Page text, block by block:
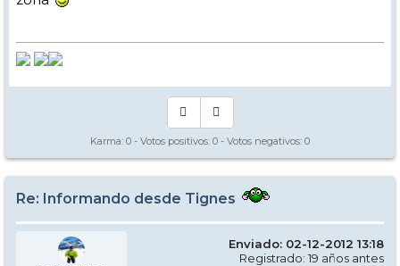
Karma: 0 - Votos positivos: 0 - Votos negativos: 0
Re: Informando desde Tignes
Enviado: 02-12-2012 13:18
Registrado: 19 años antes